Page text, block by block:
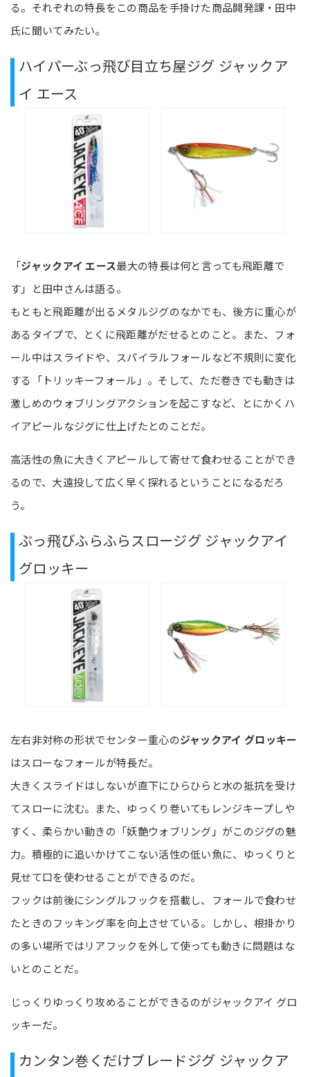
る。それぞれの特長をこの商品を手掛けた商品開発課・田中
氏に聞いてみたい。
ハイパーぶっ飛び目立ち屋ジグ ジャックア
イ エース
「ジャックアイ エース最大の特長は何と言っても飛距離で
す」と田中さんは語る。
もともと飛距離が出るメタルジグのなかでも、後方に重心が
あるタイプで、とくに飛距離がだせるとのこと。また、フォ
ール中はスライドや、スパイラルフォールなど不規則に変化
する「トリッキーフォール」。そして、ただ巻きでも動きは
激しめのウォブリングアクションを起こすなど、とにかくハ
イアピールなジグに仕上げたとのことだ。
高活性の魚に大きくアピールして寄せて食わせることができ
るので、大遠投して広く早く探れるということになるだろ
う。
ぶっ飛びふらふらスロージグ ジャックアイ
グロッキー
左右非対称の形状でセンター重心のジャックアイ グロッキー
はスローなフォールが特長だ。
大きくスライドはしないが直下にひらひらと水の抵抗を受け
てスローに沈む。また、ゆっくり巻いてもレンジキープしや
すく、柔らかい動きの「妖艶ウォブリング」がこのジグの魅
力。積極的に追いかけてこない活性の低い魚に、ゆっくりと
見せて口を使わせることができるのだ。
フックは前後にシングルフックを搭載し、フォールで食わせ
たときのフッキング率を向上させている。しかし、根掛かり
の多い場所ではリアフックを外して使っても動きに問題はな
いとのことだ。
じっくりゆっくり攻めることができるのがジャックアイ グロ
ッキーだ。
カンタン巻くだけブレードジグ ジャックア